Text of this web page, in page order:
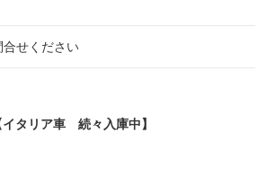
合せください
イタリア車 続々入庫中】